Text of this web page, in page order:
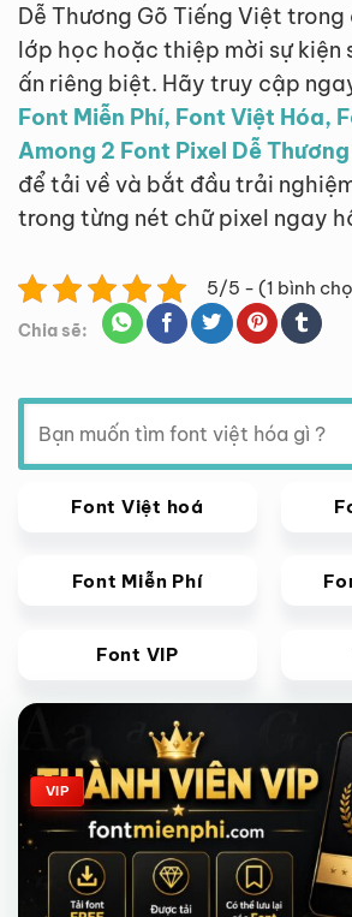
Dễ Thương Gõ Tiếng Việt
lớp học hoặc thiệp mời sự kiện
ấn riêng biệt. Hãy truy cập
Font Miễn Phí, Font Việt Hóa,
Among 2 Font Pixel Dễ
để tải về và bắt đầu trải
trong từng nét chữ pixel ngay
5/5 - (1 bình
Chia sẽ:
Tìm
kiếm:
Font Việt hoá
Font Miễn Phí
Font VIP
Giảm giá!
VIP